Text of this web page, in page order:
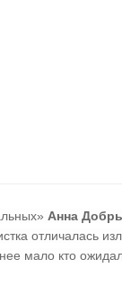
Анна
отличалась
мало кто